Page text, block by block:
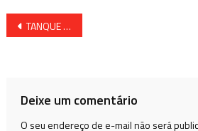
Navegação
TANQUE SOLTA DE CARRETA E QUASE CAI EM RIO NA BA 523
Deixe um comentário
O seu endereço de e-mail não será